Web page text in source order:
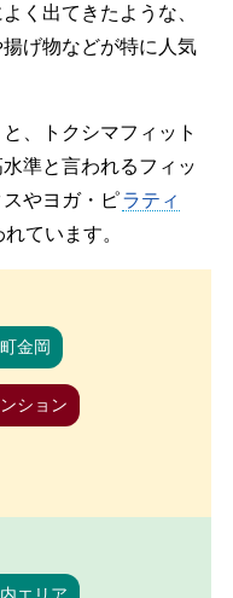
く出てきたような、
げ物などが特に人気
、トクシマフィット
準と言われるフィッ
やヨガ・ピラティ
ています。
金岡
ション